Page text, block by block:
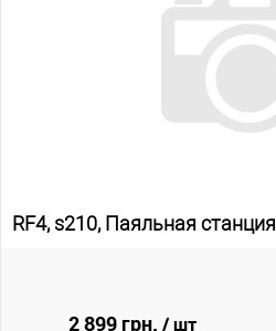
RF4, s210, Паяльная станция
2 899 грн./ шт